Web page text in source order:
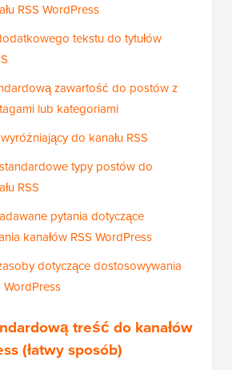
RSS WordPress
tekstu do tytułów
zawartość do postów z
lub kategoriami
do kanału RSS
typy postów do
RSS
pytania dotyczące
kanałów RSS WordPress
dotyczące dostosowywania
WordPress
treść do kanałów
(łatwy sposób)